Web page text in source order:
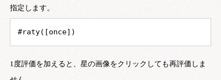
指定します。
#raty([once])
1度評価を加えると、星の画像をクリックしても再評価しま